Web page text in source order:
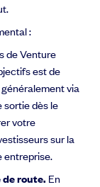
:
de Venture
est de
généralement via
dès le
votre
sur la
entreprise.
route. En